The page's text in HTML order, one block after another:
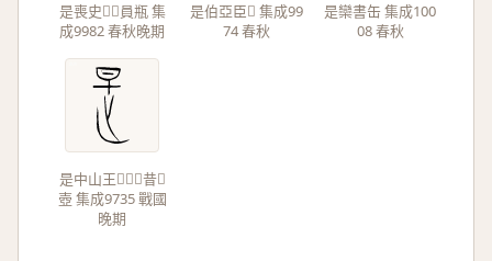
是喪史員瓶 集
成9982 春秋晚期
是伯亞臣𦉢 集成99
74 春秋
是欒書缶 集成100
08 春秋
是中山王昔
壺 集成9735 戰國
晚期